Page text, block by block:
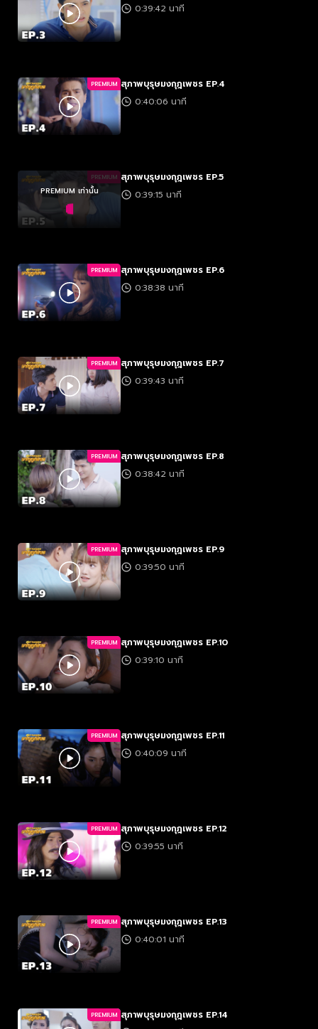
0:39:42 นาที
PREMIUM สุภาพบุรุษมงกุฎเพชร EP.4
0:40:06 นาที
PREMIUM
PREMIUM เท่านั้น
สุภาพบุรุษมงกุฎเพชร EP.5
0:39:15 นาที
PREMIUM สุภาพบุรุษมงกุฎเพชร EP.6
0:38:38 นาที
PREMIUM สุภาพบุรุษมงกุฎเพชร EP.7
0:39:43 นาที
PREMIUM สุภาพบุรุษมงกุฎเพชร EP.8
0:38:42 นาที
PREMIUM สุภาพบุรุษมงกุฎเพชร EP.9
0:39:50 นาที
PREMIUM สุภาพบุรุษมงกุฎเพชร EP.10
0:39:10 นาที
PREMIUM สุภาพบุรุษมงกุฎเพชร EP.11
0:40:09 นาที
PREMIUM สุภาพบุรุษมงกุฎเพชร EP.12
0:39:55 นาที
PREMIUM สุภาพบุรุษมงกุฎเพชร EP.13
0:40:01 นาที
PREMIUM สุภาพบุรุษมงกุฎเพชร EP.14